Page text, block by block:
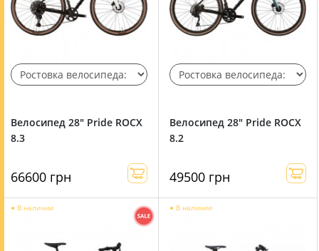
Велосипед 28" Pride ROCX
8.3
66600 грн
Велосипед 28" Pride ROCX
8.2
49500 грн
● В наличии ● В наличии